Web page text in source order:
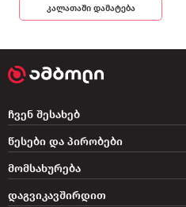
კალათაში დამატება
დაგვიკავშირდით
ჩვენ შესახებ
წესები და პირობები
მომსახურება